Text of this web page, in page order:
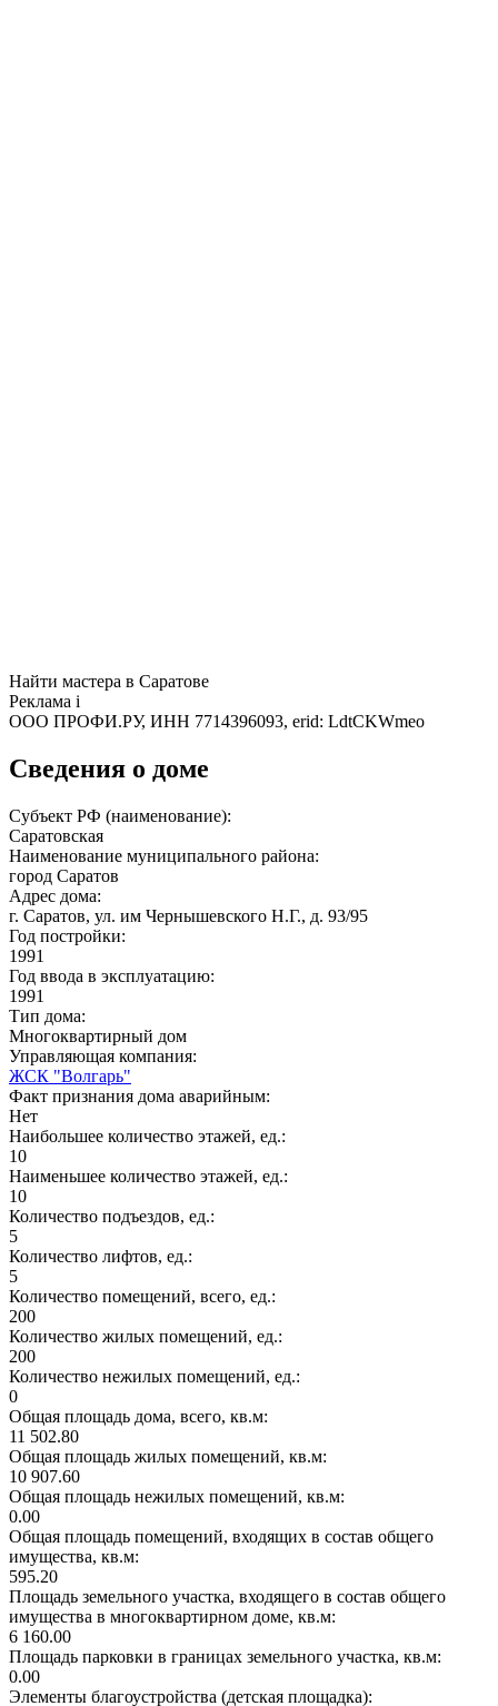
Найти мастера в Саратове
Реклама i
ООО ПРОФИ.РУ, ИНН 7714396093, erid: LdtCKWmeo
Сведения о доме
Субъект РФ (наименование):
Саратовская
Наименование муниципального района:
город Саратов
Адрес дома:
г. Саратов, ул. им Чернышевского Н.Г., д. 93/95
Год постройки:
1991
Год ввода в эксплуатацию:
1991
Тип дома:
Многоквартирный дом
Управляющая компания:
ЖСК "Волгарь"
Факт признания дома аварийным:
Нет
Наибольшее количество этажей, ед.:
10
Наименьшее количество этажей, ед.:
10
Количество подъездов, ед.:
5
Количество лифтов, ед.:
5
Количество помещений, всего, ед.:
200
Количество жилых помещений, ед.:
200
Количество нежилых помещений, ед.:
0
Общая площадь дома, всего, кв.м:
11 502.80
Общая площадь жилых помещений, кв.м:
10 907.60
Общая площадь нежилых помещений, кв.м:
0.00
Общая площадь помещений, входящих в состав общего
имущества, кв.м:
595.20
Площадь земельного участка, входящего в состав общего
имущества в многоквартирном доме, кв.м:
6 160.00
Площадь парковки в границах земельного участка, кв.м:
0.00
Элементы благоустройства (детская площадка):